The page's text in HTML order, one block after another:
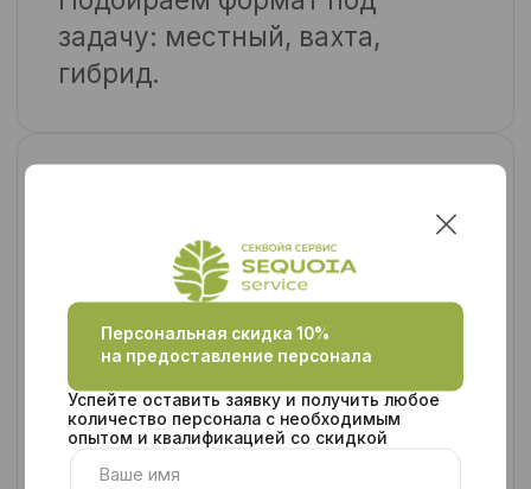
Юридическая чистота.
документы в порядке, медкнижки
Готовность к смене
Инструктаж, обучение, контроль
выхода и выработки. Вы
получаете готовую к работе
команду, а не «отклики».